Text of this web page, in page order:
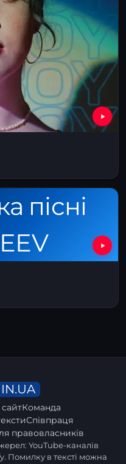
IN.UA
Команда
Співпраця
правовласників
YouTube-каналів
Помилку в тексті можна